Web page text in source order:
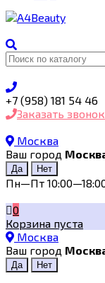
+7 (958) 181 54 46
Заказать звонок
Москва
Ваш город
Пн—Пт
0
Корзина пуста
Москва
Ваш город